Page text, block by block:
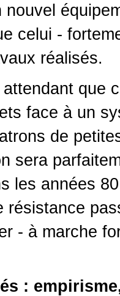
nouvel
celui -
réalisés.
que
face à un
de
sera
les années
résistance
- à marche
: